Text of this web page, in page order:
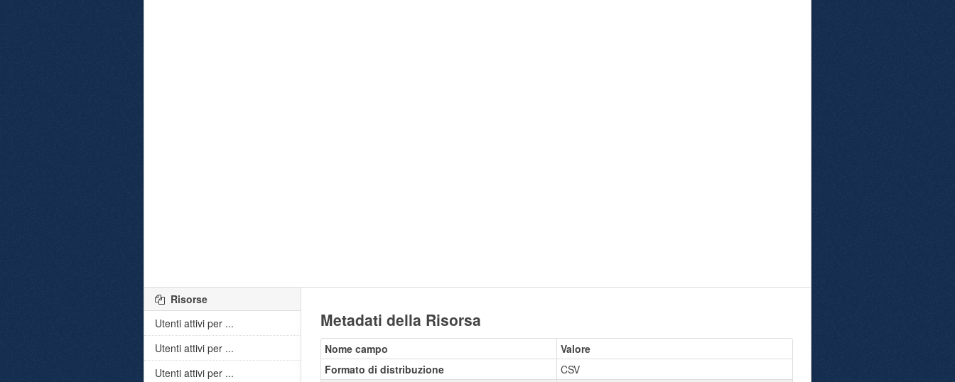
Metadati della Risorsa
Nome campo
Valore
Formato di distribuzione
CSV
Risorse
Utenti attivi per ...
Utenti attivi per ...
Utenti attivi per ...